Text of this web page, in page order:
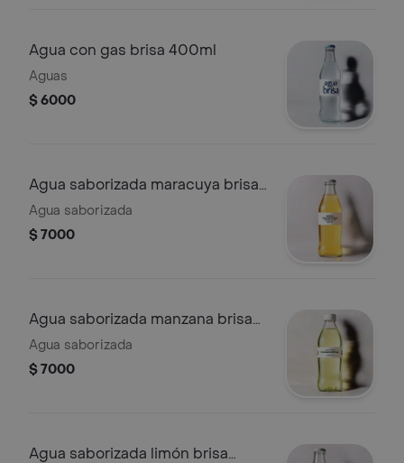
Agua con gas brisa 400ml
Aguas
$ 6000
Agua saborizada maracuya brisa
600ml
Agua saborizada
$ 7000
Agua saborizada manzana brisa
600ml
Agua saborizada
$ 7000
Agua saborizada limón brisa